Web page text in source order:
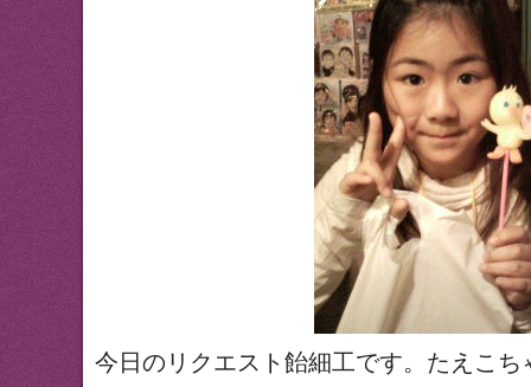
今日のリクエスト飴細工です。たえこち